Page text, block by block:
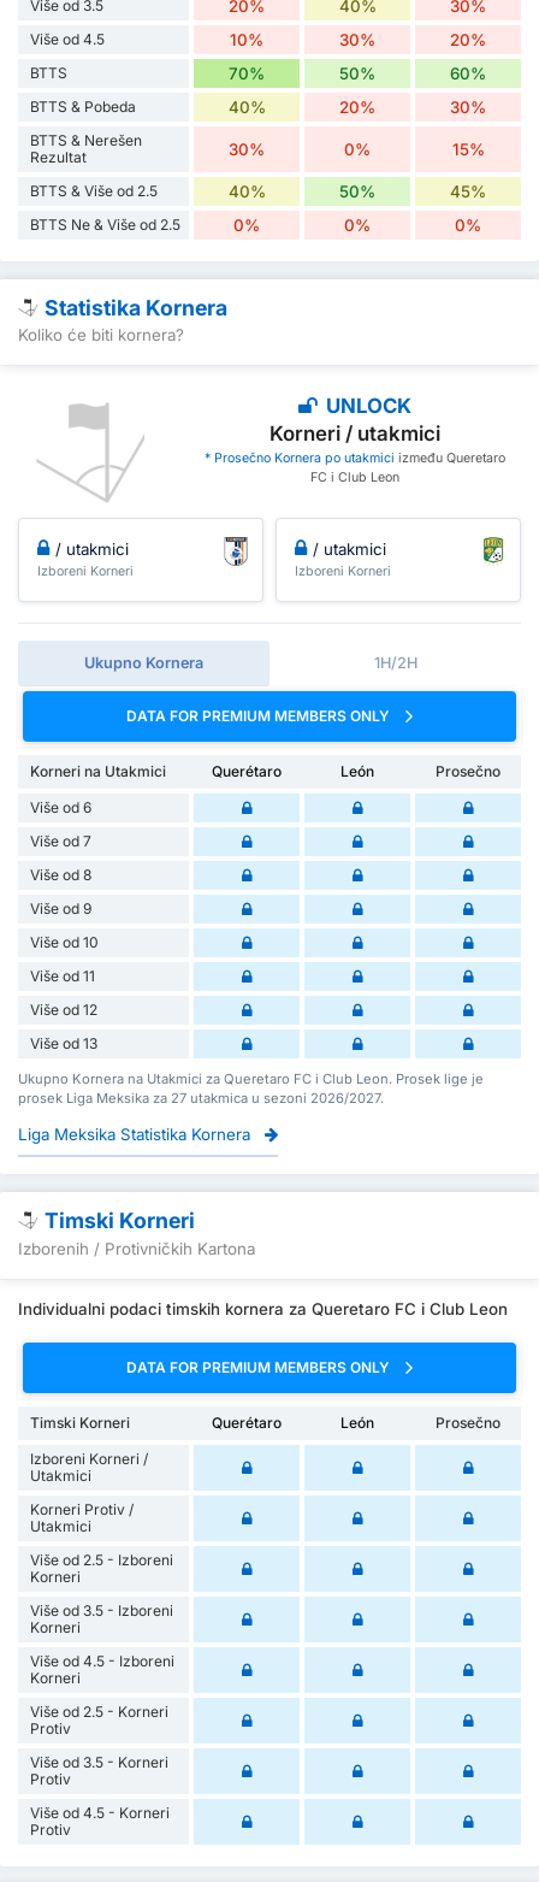
Više od 3.5 20% 40% 30%
Više od 4.5 10% 30% 20%
BTTS 70% 50% 60%
BTTS & Pobeda 40% 20% 30%
BTTS & Nerešen
Rezultat
30% 0% 15%
BTTS & Više od 2.5 40% 50% 45%
BTTS Ne & Više od 2.5 0% 0% 0%
Statistika Kornera
Koliko će biti kornera?
UNLOCK
Korneri / utakmici
* Prosečno Kornera po utakmiciizmeđu Queretaro
FC i Club Leon
/ utakmici
Izboreni Korneri
/ utakmici
Izboreni Korneri
Ukupno Kornera 1H/2H
DATA FOR PREMIUM MEMBERS ONLY
Korneri na Utakmici Querétaro León
Prosečno
Više od 6
Više od 7
Više od 8
Više od 9
Više od 10
Više od 11
Više od 12
Više od 13
Ukupno Kornera na Utakmici za Queretaro FC i Club Leon. Prosek lige je
prosek Liga Meksika za 27 utakmica u sezoni 2026/2027.
Liga Meksika Statistika Kornera
Timski Korneri
Izborenih / Protivničkih Kartona
Individualni podaci timskih kornera za Queretaro FC i Club Leon
DATA FOR PREMIUM MEMBERS ONLY
Timski Korneri Querétaro León
Prosečno
Izboreni Korneri /
Utakmici
Korneri Protiv /
Utakmici
Više od 2.5 - Izboreni
Korneri
Više od 3.5 - Izboreni
Korneri
Više od 4.5 - Izboreni
Korneri
Više od 2.5 - Korneri
Protiv
Više od 3.5 - Korneri
Protiv
Više od 4.5 - Korneri
Protiv